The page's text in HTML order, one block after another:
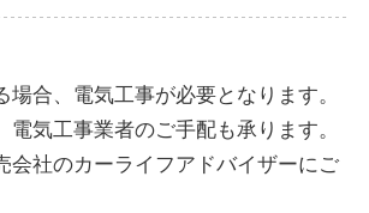
場合、電気工事が必要となります。
電気工事業者のご手配も承ります。
会社のカーライフアドバイザーにご